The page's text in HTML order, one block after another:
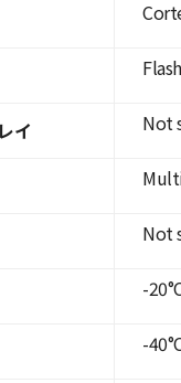
イ Not
Not
-
-